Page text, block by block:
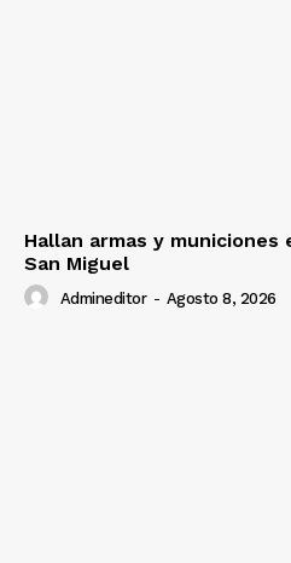
Hallan armas y
San Miguel
Admineditor - Agosto 8, 2026